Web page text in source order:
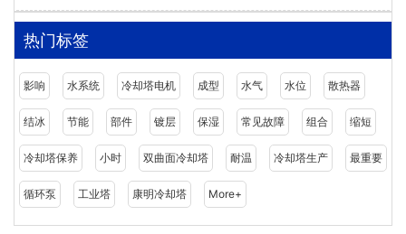
热门标签
影响 水系统 冷却塔电机 成型 水气 水位 散热器
结冰 节能 部件 镀层 保湿 常见故障 组合 缩短
冷却塔保养 小时 双曲面冷却塔 耐温 冷却塔生产 最重要
循环泵 工业塔 康明冷却塔 More+